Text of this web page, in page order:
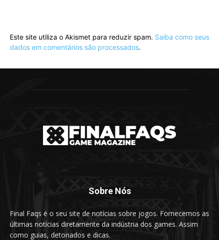
Este site utiliza o Akismet para reduzir spam. Saiba como seus
dados em comentários são processados.
Sobre Nós
Final Faqs é o seu site de notícias sobre jogos. Fornecemos as
últimas notícias diretamente da indústria dos games. Assim
como guias, detonados e dicas.